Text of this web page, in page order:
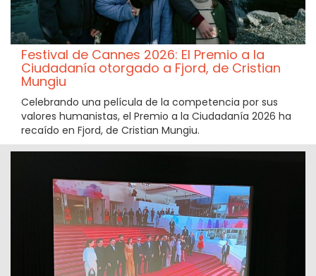
Festival de Cannes 2026: El Premio a la
Ciudadanía otorgado a Fjord, de Cristian
Mungiu
Celebrando una película de la competencia por sus
valores humanistas, el Premio a la Ciudadanía 2026 ha
recaído en Fjord, de Cristian Mungiu.